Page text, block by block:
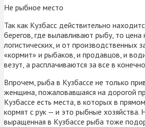
Не рыбное место
Так как Кузбасс действительно
берегов, где вылавливают рыбу, то цена
логистических, и от производственных
«кормит» и рыбаков, и продавцов, и
везут, а расплачиваются за все в
Впрочем, рыба в Кузбассе не только
женщина, пожаловавшаяся на дорогой
Кузбассе есть места, в которых в
кормят с рук — и это рыбные хозяйства.
выращенная в Кузбассе рыба тоже